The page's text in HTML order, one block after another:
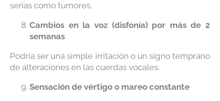
serias como tumores.
Cambios en la voz (disfonía) por más de 2
semanas
Podría ser una simple irritación o un signo temprano
de alteraciones en las cuerdas vocales.
Sensación de vértigo o mareo constante